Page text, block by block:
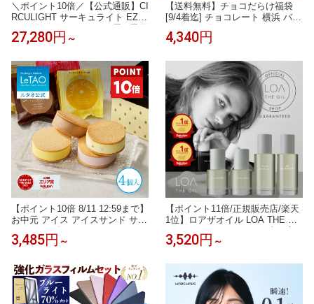
＼ポイント10倍／【公式通販】CI
RCULIGHT サーキュライト EZシ
リーズ スイングモデル 6畳 8畳用
｜ 木目調 ライトウッド LED シ
ンライト ファン付き照明 サーキ
ュレーター 簡単取付 リモコン お
しゃれ 調光 調色 軽量 風の出る
照明 タコス家電
27,280円 ～
【送料無料】チョコだらけ福袋
[9/4着迄] チョコレート 横浜 バニ
ラビーンズ | チョコサンド チョ
コ クッキー ドーナツ 洋菓子 お
わせ お取り寄せ スイーツ 誕生日
祝い お礼 パーティ ご自宅用
4,340円
【ポイント10倍 8/11 12:59まで】
お中元 アイス アイスサンド サブ
個入り 誕生日プレゼント スイー
お取り寄せ 北海道 内祝い お返し
クッキーサンド サブレ グラッセ
4個入り 送料込み
3,485円 ～
【ポイント11倍/正規販売店/楽天
1位】ロアザオイル LOA THE OIL
ないトリートメント ヘアケア ギ
リスモークティー ジャスミンド
レ シトラスベール ラテローズ ミ
スティックウッド ペアブランシ
ュ ノワール
3,520円 ～